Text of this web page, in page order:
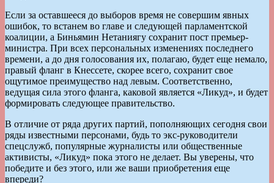
Если за оставшееся до выборов время не совершим явных
ошибок, то встанем во главе и следующей парламентской
коалиции, а Биньямин Нетаниягу сохранит пост премьер-
министра. При всех персональных изменениях последнего
времени, а до дня голосования их, полагаю, будет еще немало,
правый фланг в Кнессете, скорее всего, сохранит свое
ощутимое преимущество над левым. Соответственно,
ведущая сила этого фланга, каковой является «Ликуд», и будет
формировать следующее правительство.
В отличие от ряда других партий, пополняющих сегодня свои
ряды известными персонами, будь то экс-руководители
спецслужб, популярные журналисты или общественные
активисты, «Ликуд» пока этого не делает. Вы уверены, что
победите и без этого, или же ваши приобретения еще
впереди?